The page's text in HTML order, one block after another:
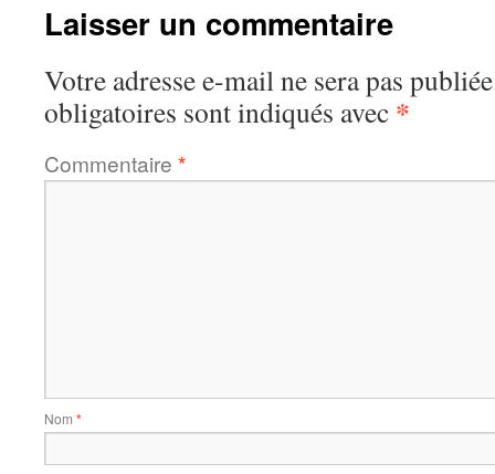
Laisser un commentaire
Votre adresse e-mail ne sera pas
obligatoires sont indiqués avec *
Commentaire *
Nom *